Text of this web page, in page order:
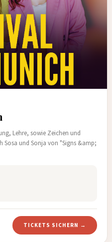
Lehre, sowie Zeichen und
Sosa und Sonja von "Signs &amp;
TICKETS SICHERN →